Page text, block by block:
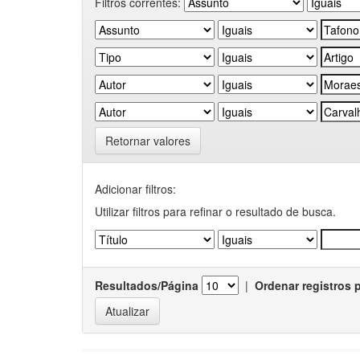
Retornar valores
Adicionar filtros:
Utilizar filtros para refinar o resultado de busca.
Resultados/Página | Ordenar registros